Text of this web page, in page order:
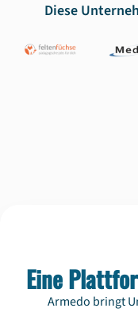
Diese
Eine
Armedo bringt